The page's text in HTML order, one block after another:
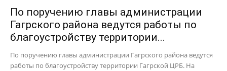
По поручению главы администрации
Гагрского района ведутся работы по
благоустройству территории...
По поручению главы администрации Гагрского района ведутся
работы по благоустройству территории Гагрской ЦРБ. На